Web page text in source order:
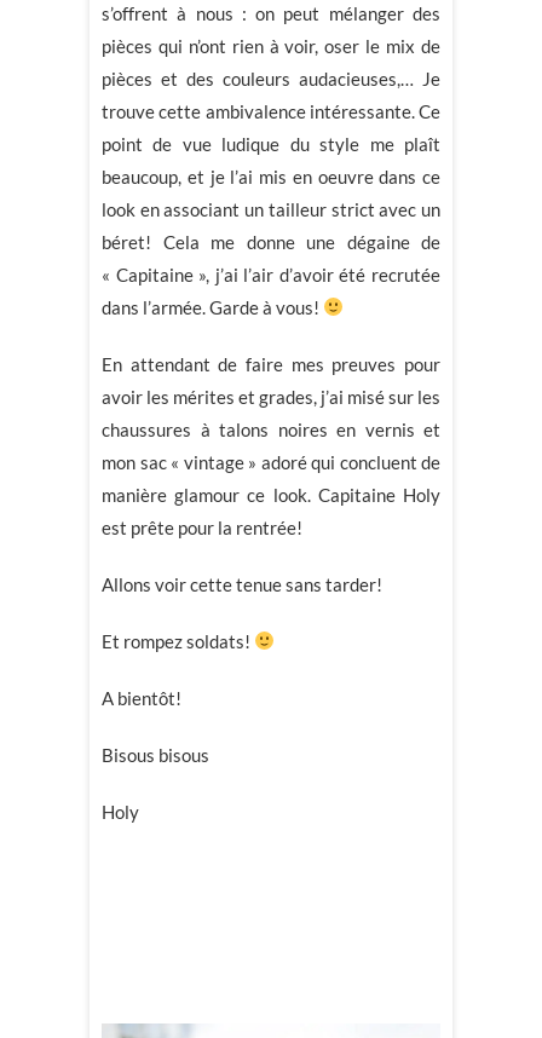
s’offrent à nous : on peut mélanger des
pièces qui n’ont rien à voir, oser le mix de
pièces et des couleurs audacieuses,… Je
trouve cette ambivalence intéressante. Ce
point de vue ludique du style me plaît
beaucoup, et je l’ai mis en oeuvre dans ce
look en associant un tailleur strict avec un
béret! Cela me donne une dégaine de
« Capitaine », j’ai l’air d’avoir été recrutée
dans l’armée. Garde à vous!
En attendant de faire mes preuves pour
avoir les mérites et grades, j’ai misé sur les
chaussures à talons noires en vernis et
mon sac « vintage » adoré qui concluent de
manière glamour ce look. Capitaine Holy
est prête pour la rentrée!
Allons voir cette tenue sans tarder!
Et rompez soldats!
A bientôt!
Bisous bisous
Holy